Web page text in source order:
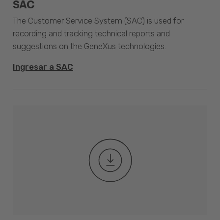
SAC
The Customer Service System (SAC) is used for
recording and tracking technical reports and
suggestions on the GeneXus technologies.
Ingresar a SAC